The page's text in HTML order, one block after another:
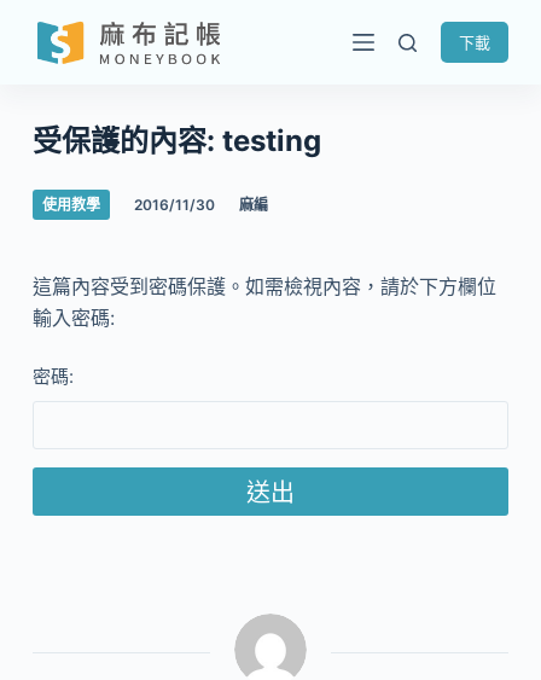
跳
至
要
內
容
下載
受保護的內容: testing
使用教學 2016/11/30 麻編
這篇內容受到密碼保護。如需檢視內容，請於下方欄位
輸入密碼:
密碼: